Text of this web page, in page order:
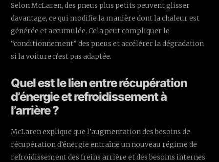
Selon McLaren, des pneus plus petits peuvent glisser
davantage, ce qui modifie la manière dont la chaleur est
générée et accumulée. Cela peut compliquer le
“conditionnement” des pneus et accélérer la dégradation
si la voiture n’est pas adaptée.
Quel est le lien entre récupération
d’énergie et refroidissement à
l’arrière ?
McLaren explique que l’augmentation des besoins de
récupération d’énergie entraîne un nouveau régime de
refroidissement des freins arrière et des besoins internes